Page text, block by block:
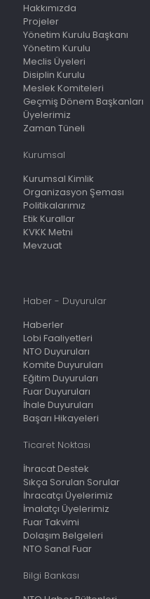
Hakkımızda
Projeler
Yönetim Kurulu Başkanı
Yönetim Kurulu
Meclis Üyeleri
Disiplin Kurulu
Meslek Komiteleri
Geçmiş Dönem Başkanları
Üyelerimiz
Zaman Tüneli
Kurumsal
Kurumsal Kimlik
Organizasyon Şeması
Politikalarımız
Etik Kurallar
KVKK Metni
Mevzuat
Haber - Duyurular
Haberler
Lobi Faaliyetleri
NTO Duyuruları
Komite Duyuruları
Eğitim Duyuruları
Fuar Duyuruları
İhale Duyuruları
Başarı Hikayeleri
Ticaret Noktası
İhracat Destek
Sıkça Sorulan Sorular
İhracatçı Üyelerimiz
İmalatçı Üyelerimiz
Fuar Takvimi
Dolaşım Belgeleri
NTO Sanal Fuar
Bilgi Bankası